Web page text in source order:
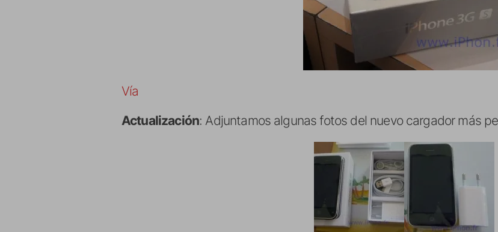
Vía
Actualización: Adjuntamos algunas fotos del nuevo cargador más